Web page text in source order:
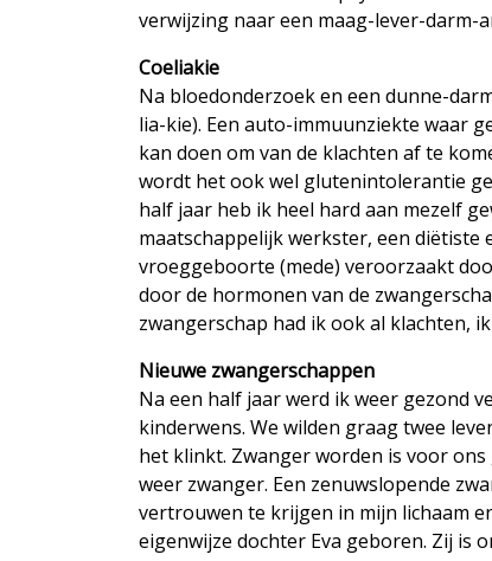
verwijzing naar een maag-lever-darm-
Coeliakie
Na bloedonderzoek en een dunne-
lia-kie). Een auto-immuunziekte waar
kan doen om van de klachten af te
wordt het ook wel glutenintolerantie
half jaar heb ik heel hard aan mezelf
maatschappelijk werkster, een diëtiste
vroeggeboorte (mede) veroorzaakt
door de hormonen van de
zwangerschap had ik ook al klachten,
Nieuwe zwangerschappen
Na een half jaar werd ik weer gezond
kinderwens. We wilden graag twee
het klinkt. Zwanger worden is voor
weer zwanger. Een zenuwslopende
vertrouwen te krijgen in mijn lichaam
eigenwijze dochter Eva geboren. Zij is